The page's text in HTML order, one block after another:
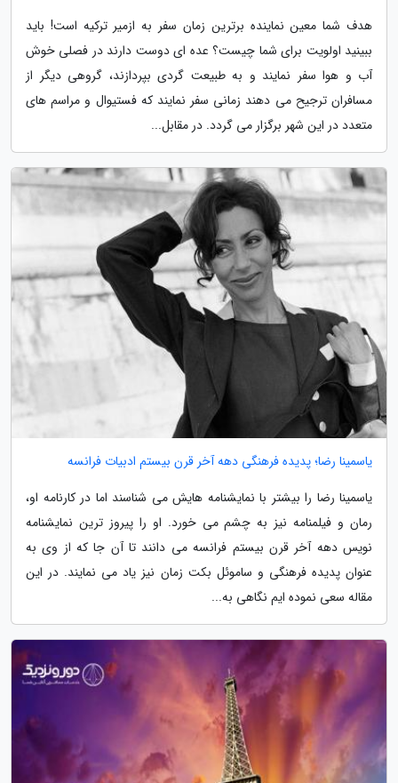
هدف شما معین نماینده برترین زمان سفر به ازمیر ترکیه است! باید
ببینید اولویت برای شما چیست؟ عده ای دوست دارند در فصلی خوش
آب و هوا سفر نمایند و به طبیعت گردی بپردازند، گروهی دیگر از
مسافران ترجیح می دهند زمانی سفر نمایند که فستیوال و مراسم های
متعدد در این شهر برگزار می گردد. در مقابل...
یاسمینا رضا؛ پدیده فرهنگی دهه آخر قرن بیستم ادبیات فرانسه
یاسمینا رضا را بیشتر با نمایشنامه هایش می شناسند اما در کارنامه او،
رمان و فیلمنامه نیز به چشم می خورد. او را پیروز ترین نمایشنامه
نویس دهه آخر قرن بیستم فرانسه می دانند تا آن جا که از وی به
عنوان پدیده فرهنگی و ساموئل بکت زمان نیز یاد می نمایند. در این
مقاله سعی نموده ایم نگاهی به...